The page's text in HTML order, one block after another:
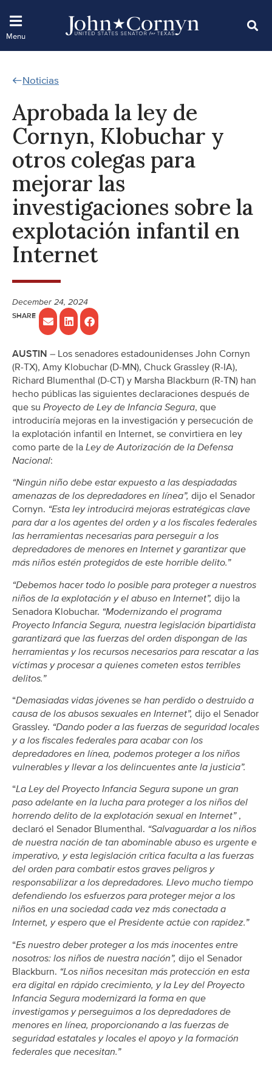
Noticias
Aprobada la ley de
Cornyn, Klobuchar y
otros colegas para
mejorar las
investigaciones sobre la
explotación infantil en
Internet
December 24, 2024
AUSTIN – Los senadores estadounidenses John Cornyn
(R-TX), Amy Klobuchar (D-MN), Chuck Grassley (R-IA),
Richard Blumenthal (D-CT) y Marsha Blackburn (R-TN) han
hecho públicas las siguientes declaraciones después de
que su Proyecto de Ley de Infancia Segura, que
introduciría mejoras en la investigación y persecución de
la explotación infantil en Internet, se convirtiera en ley
como parte de la Ley de Autorización de la Defensa
Nacional:
“Ningún niño debe estar expuesto a las despiadadas
amenazas de los depredadores en línea”, dijo el Senador
Cornyn. “Esta ley introducirá mejoras estratégicas clave
para dar a los agentes del orden y a los fiscales federales
las herramientas necesarias para perseguir a los
depredadores de menores en Internet y garantizar que
más niños estén protegidos de este horrible delito.”
“Debemos hacer todo lo posible para proteger a nuestros
niños de la explotación y el abuso en Internet”, dijo la
Senadora Klobuchar. “Modernizando el programa
Proyecto Infancia Segura, nuestra legislación bipartidista
garantizará que las fuerzas del orden dispongan de las
herramientas y los recursos necesarios para rescatar a las
víctimas y procesar a quienes cometen estos terribles
delitos.”
“Demasiadas vidas jóvenes se han perdido o destruido a
causa de los abusos sexuales en Internet”, dijo el Senador
Grassley. “Dando poder a las fuerzas de seguridad locales
y a los fiscales federales para acabar con los
depredadores en línea, podemos proteger a los niños
vulnerables y llevar a los delincuentes ante la justicia”.
“La Ley del Proyecto Infancia Segura supone un gran
paso adelante en la lucha para proteger a los niños del
horrendo delito de la explotación sexual en Internet” ,
declaró el Senador Blumenthal. “Salvaguardar a los niños
de nuestra nación de tan abominable abuso es urgente e
imperativo, y esta legislación crítica faculta a las fuerzas
del orden para combatir estos graves peligros y
responsabilizar a los depredadores. Llevo mucho tiempo
defendiendo los esfuerzos para proteger mejor a los
niños en una sociedad cada vez más conectada a
Internet, y espero que el Presidente actúe con rapidez.”
“Es nuestro deber proteger a los más inocentes entre
nosotros: los niños de nuestra nación”, dijo el Senador
Blackburn. “Los niños necesitan más protección en esta
era digital en rápido crecimiento, y la Ley del Proyecto
Infancia Segura modernizará la forma en que
investigamos y perseguimos a los depredadores de
menores en línea, proporcionando a las fuerzas de
seguridad estatales y locales el apoyo y la formación
federales que necesitan.”